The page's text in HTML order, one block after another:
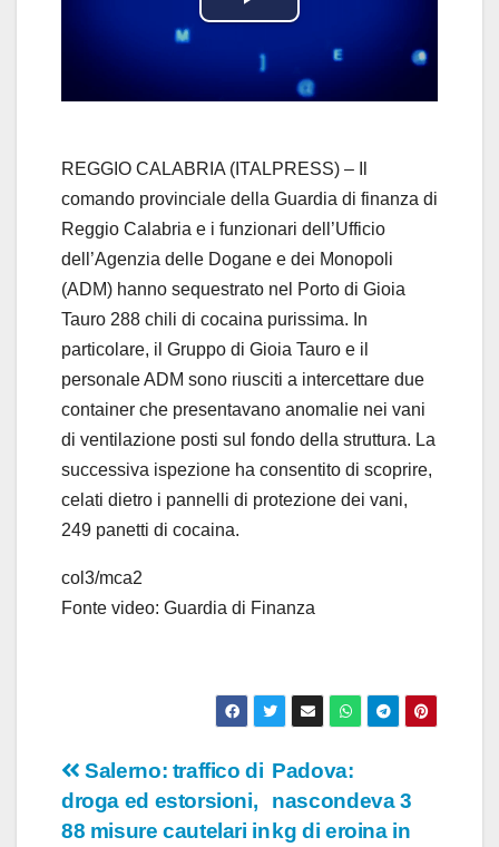
P
l
y
V
i
d
e
o
REGGIO CALABRIA (ITALPRESS) – Il
comando provinciale della Guardia di finanza di
Reggio Calabria e i funzionari dell’Ufficio
dell’Agenzia delle Dogane e dei Monopoli
(ADM) hanno sequestrato nel Porto di Gioia
Tauro 288 chili di cocaina purissima. In
particolare, il Gruppo di Gioia Tauro e il
personale ADM sono riusciti a intercettare due
container che presentavano anomalie nei vani
di ventilazione posti sul fondo della struttura. La
successiva ispezione ha consentito di scoprire,
celati dietro i pannelli di protezione dei vani,
249 panetti di cocaina.
col3/mca2
Fonte video: Guardia di Finanza
Navigazione
articoli
Padova:
nascondeva 3
kg di eroina in
Salerno: traffico di
droga ed estorsioni,
88 misure cautelari in